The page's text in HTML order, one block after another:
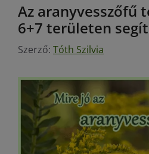
Az aranyvesszőfű
6+7 területen
Szerző: Tóth Szilvia